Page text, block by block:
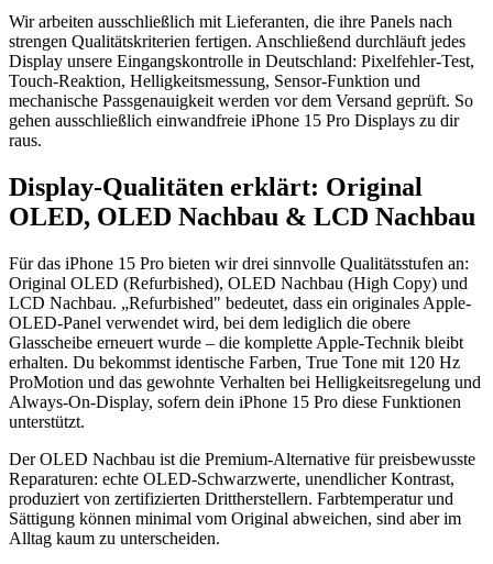
Wir arbeiten ausschließlich mit Lieferanten, die ihre Panels nach
strengen Qualitätskriterien fertigen. Anschließend durchläuft jedes
Display unsere Eingangskontrolle in Deutschland: Pixelfehler-Test,
Touch-Reaktion, Helligkeitsmessung, Sensor-Funktion und
mechanische Passgenauigkeit werden vor dem Versand geprüft. So
gehen ausschließlich einwandfreie iPhone 15 Pro Displays zu dir
raus.
Display-Qualitäten erklärt: Original
OLED, OLED Nachbau & LCD Nachbau
Für das iPhone 15 Pro bieten wir drei sinnvolle Qualitätsstufen an:
Original OLED (Refurbished), OLED Nachbau (High Copy) und
LCD Nachbau. „Refurbished" bedeutet, dass ein originales Apple-
OLED-Panel verwendet wird, bei dem lediglich die obere
Glasscheibe erneuert wurde – die komplette Apple-Technik bleibt
erhalten. Du bekommst identische Farben, True Tone mit 120 Hz
ProMotion und das gewohnte Verhalten bei Helligkeitsregelung und
Always-On-Display, sofern dein iPhone 15 Pro diese Funktionen
unterstützt.
Der OLED Nachbau ist die Premium-Alternative für preisbewusste
Reparaturen: echte OLED-Schwarzwerte, unendlicher Kontrast,
produziert von zertifizierten Drittherstellern. Farbtemperatur und
Sättigung können minimal vom Original abweichen, sind aber im
Alltag kaum zu unterscheiden.